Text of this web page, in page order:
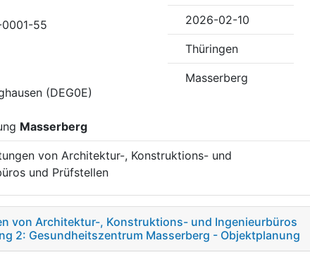
55
(DEG0E)
Masserberg
2026-02-10
Thüringen
Masserberg
von Architektur-, Konstruktions- und
und Prüfstellen
von Architektur-, Konstruktions- und Ingenieurbüros
2: Gesundheitszentrum Masserberg - Objektplanung